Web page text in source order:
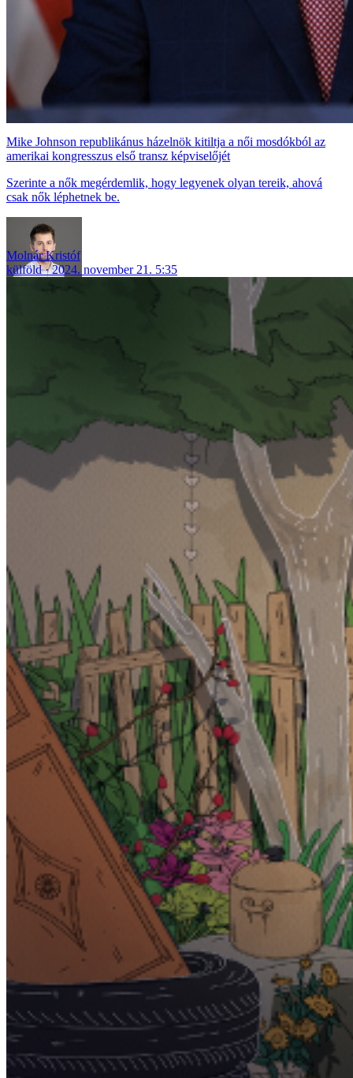
Mike Johnson republikánus házelnök kitiltja a női mosdókból az
amerikai kongresszus első transz képviselőjét
Szerinte a nők megérdemlik, hogy legyenek olyan tereik, ahová
csak nők léphetnek be.
Molnár Kristóf
külföld
2024. november 21. 5:35